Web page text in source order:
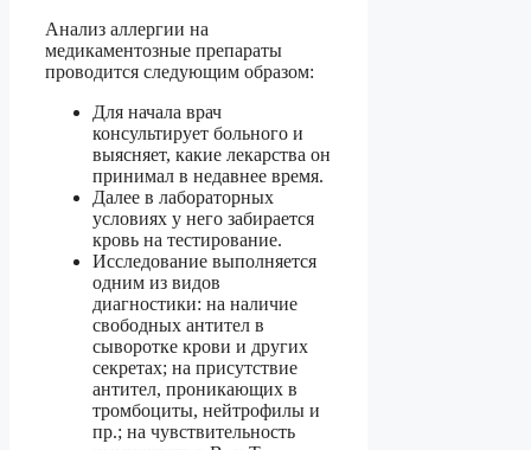
Анализ аллергии на
медикаментозные препараты
проводится следующим образом:
Для начала врач
консультирует больного и
выясняет, какие лекарства он
принимал в недавнее время.
Далее в лабораторных
условиях у него забирается
кровь на тестирование.
Исследование выполняется
одним из видов
диагностики: на наличие
свободных антител в
сыворотке крови и других
секретах; на присутствие
антител, проникающих в
тромбоциты, нейтрофилы и
пр.; на чувствительность